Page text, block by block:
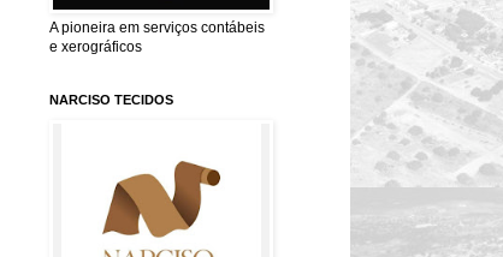
A pioneira em serviços contábeis
e xerográficos
NARCISO TECIDOS